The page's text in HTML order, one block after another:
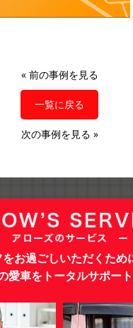
« 前の事例を見る
一覧に戻る
次の事例を見る »
お過ごしいただくため
愛車をトータルサポート